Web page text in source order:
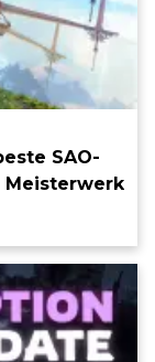
SAO-
Meisterwerk